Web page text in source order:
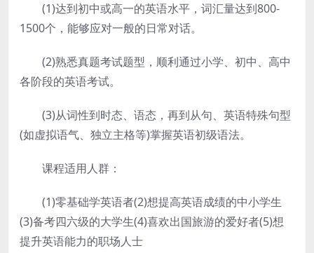
(1)达到初中或高一的英语水平，词汇量达到800-
1500个，能够应对一般的日常对话。
(2)熟悉真题考试题型，顺利通过小学、初中、高中
各阶段的英语考试。
(3)从词性到时态、语态，再到从句、英语特殊句型
(如虚拟语气、独立主格等)掌握英语初级语法。
课程适用人群：
(1)零基础学英语者(2)想提高英语成绩的中小学生
(3)备考四六级的大学生(4)喜欢出国旅游的爱好者(5)想
提升英语能力的职场人士